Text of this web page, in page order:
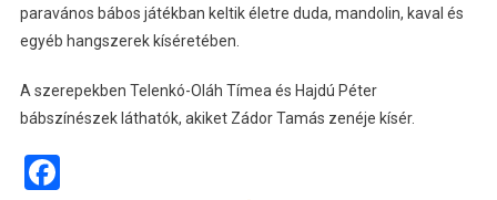
paravános bábos játékban keltik életre duda, mandolin, kaval és
egyéb hangszerek kíséretében.
A szerepekben Telenkó-Oláh Tímea és Hajdú Péter
bábszínészek láthatók, akiket Zádor Tamás zenéje kísér.
Facebook